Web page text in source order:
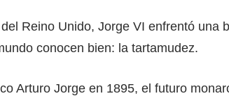
Reino Unido, Jorge VI enfrentó una
conocen bien: la tartamudez.
Arturo Jorge en 1895, el futuro